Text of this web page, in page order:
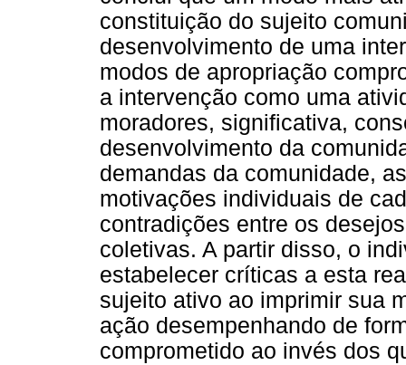
constituição do sujeito
desenvolvimento de uma
modos de apropriação
a intervenção como uma
moradores, significativa,
desenvolvimento da
demandas da comunidade,
motivações individuais de
contradições entre os
coletivas. A partir disso, o
estabelecer críticas a esta
sujeito ativo ao imprimir sua
ação desempenhando de
comprometido ao invés dos